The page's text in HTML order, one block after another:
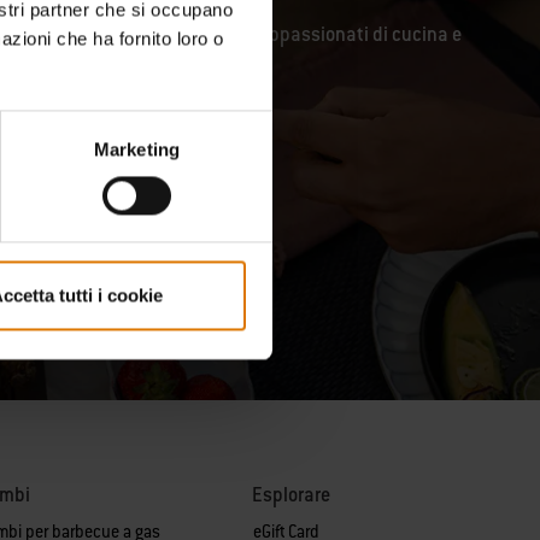
partner che si occupano
che ha fornito loro o
Marketing
tutti i cookie
di maestri del barbecue, appassionati di cucina e
per barbecue a gas
Esplorare
eGift Card